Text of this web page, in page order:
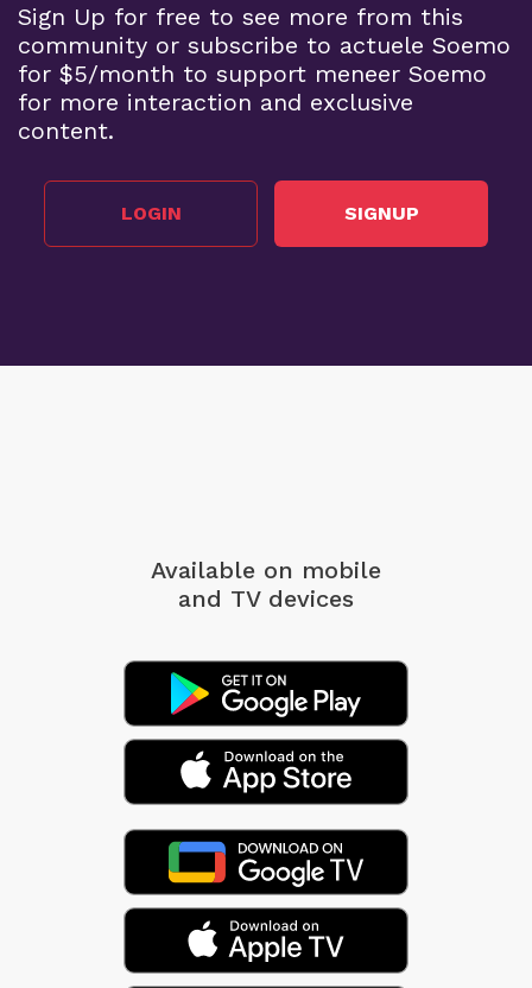
Sign Up for free to see more from this
community or subscribe to actuele Soemo
for $5/month to support meneer Soemo
for more interaction and exclusive
content.
LOGIN SIGNUP
Available on mobile
and TV devices